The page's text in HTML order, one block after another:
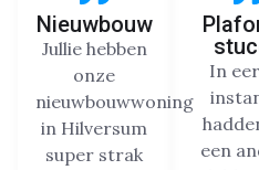
Nieuwbouw
Jullie hebben
onze
nieuwbouwwoning
in Hilversum
super strak
In
een